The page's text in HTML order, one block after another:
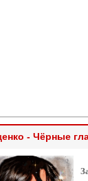
- Чёрные